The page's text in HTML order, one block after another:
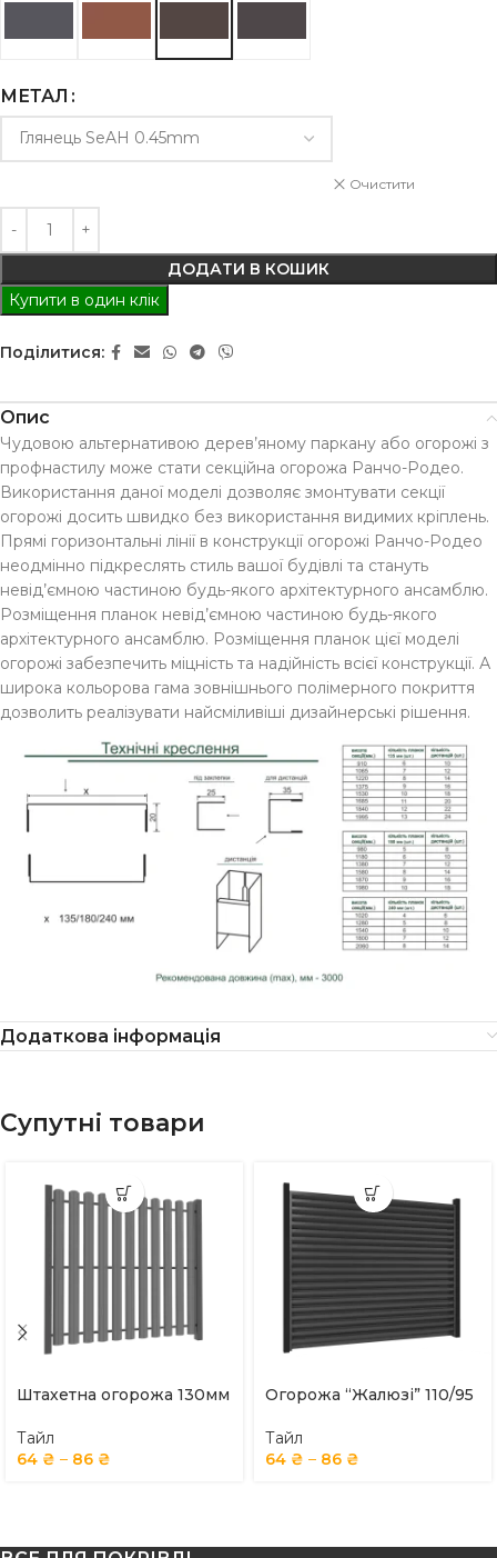
МЕТАЛ
Очистити
ДОДАТИ В КОШИК
Купити в один клік
Поділитися:
Опис
Чудовою альтернативою дерев’яному паркану або огорожі з
профнастилу може стати секційна огорожа Ранчо-Родео.
Використання даної моделі дозволяє змонтувати секції
огорожі досить швидко без використання видимих кріплень.
Прямі горизонтальні лінії в конструкції огорожі Ранчо-Родео
неодмінно підкреслять стиль вашої будівлі та стануть
невід’ємною частиною будь-якого архітектурного ансамблю.
Розміщення планок невід’ємною частиною будь-якого
архітектурного ансамблю. Розміщення планок цієї моделі
огорожі забезпечить міцність та надійність всієї конструкції. А
широка кольорова гама зовнішнього полімерного покриття
дозволить реалізувати найсміливіші дизайнерські рішення.
Додаткова інформація
Супутні товари
Штахетна огорожа 130мм
Тайл
64 ₴ – 86 ₴
Огорожа “Жалюзі” 110/95
Тайл
64 ₴ – 86 ₴